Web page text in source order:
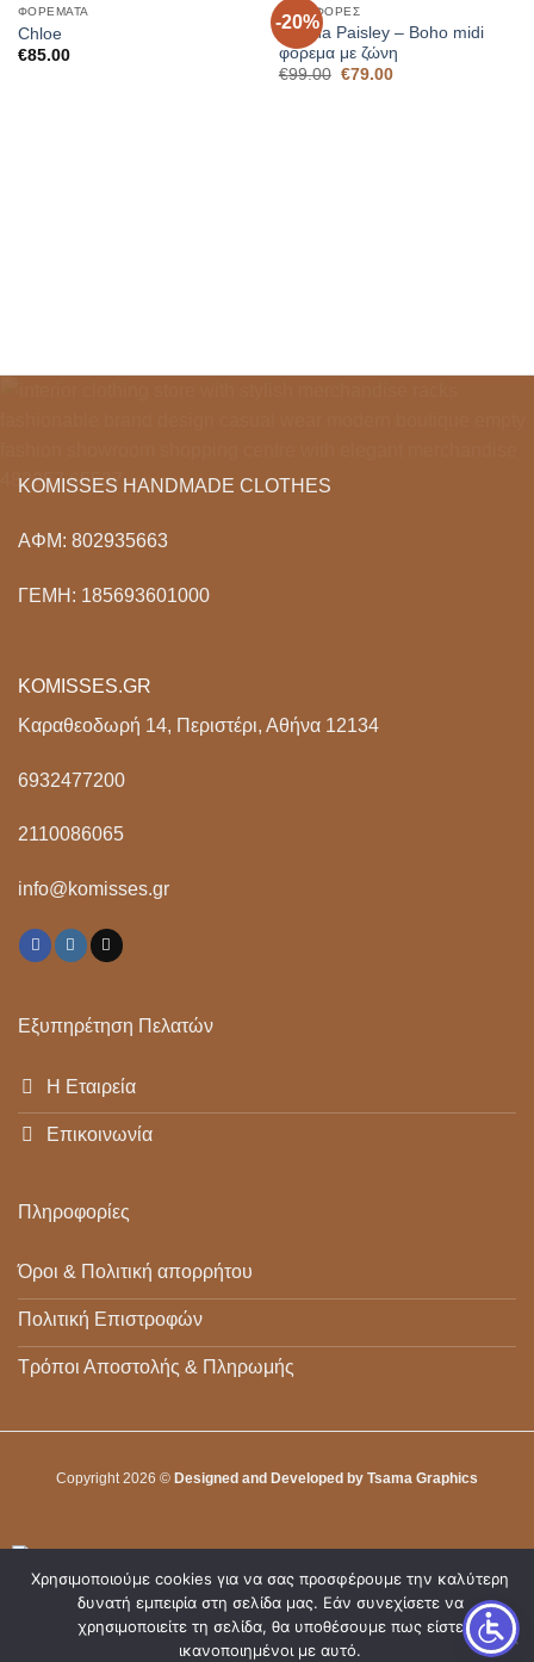
ΕΞΑΝΤΛΗΜΈΝΟ
ΦΟΡΈΜΑΤΑ
Chloe
€85.00
-20%
Wishlist
ΠΡΟΣΦΟΡΈΣ
Sienna Paisley – Boho midi
φόρεμα με ζώνη
€99.00 Original
€79.00Η
KOMISSES HANDMADE CLOTHES
ΑΦΜ: 802935663
ΓΕΜΗ: 185693601000
Εξυπηρέτηση Πελατών
Η Εταιρεία
Επικοινωνία
Πληροφορίες
Όροι & Πολιτική απορρήτου
Πολιτική Επιστροφών
Τρόποι Αποστολής & Πληρωμής
KOMISSES.GR
Καραθεοδωρή 14, Περιστέρι, Αθήνα 12134
6932477200
2110086065
info@komisses.gr
Copyright 2026 © Designed and Developed by Tsama Graphics
Χρησιμοποιούμε cookies για να σας προσφέρουμε την καλύτερη
δυνατή εμπειρία στη σελίδα μας. Εάν συνεχίσετε να
χρησιμοποιείτε τη σελίδα, θα υποθέσουμε πως είστε
ικανοποιημένοι με αυτό.